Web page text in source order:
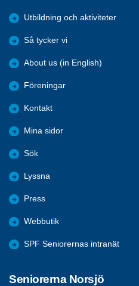
Utbildning och aktiviteter
Så tycker vi
About us (in English)
Föreningar
Kontakt
Mina sidor
Sök
Lyssna
Press
Webbutik
SPF Seniorernas intranät
Seniorerna Norsjö